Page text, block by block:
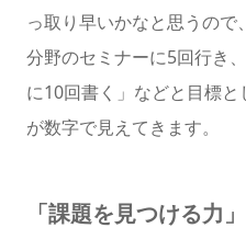
っ取り早いかなと思うの
分野のセミナーに5回行き
に10回書く」などと目標
が数字で見えてきます。
「課題を見つける力